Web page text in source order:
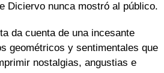
Diciervo nunca mostró al público.
da cuenta de una incesante
geométricos y sentimentales que
nostalgias, angustias e